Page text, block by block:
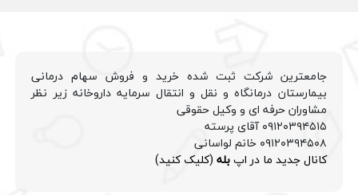
جامعترین شرکت ثبت شده خرید و فروش سهام درمانی
بیمارستان درمانگاه و نقل و انتقال سرمایه داروخانه زیر نظر
مشاوران حرفه ای و وکیل حقوقی
۰۹۱۲۰۳۹۴۵۱۵ آقای پرسته
۰۹۱۲۰۳۹۴۵۰۸ خانم لواسانی
کانال جدید ما در اپبله (کلیک کنید)